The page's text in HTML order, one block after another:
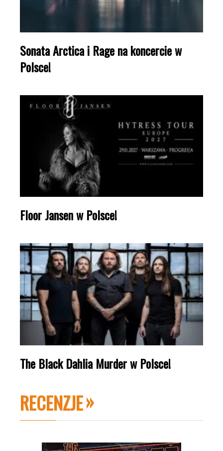
Sonata Arctica i Rage na koncercie w
Polsce!
Floor Jansen w Polsce!
The Black Dahlia Murder w Polsce!
RECENZJE